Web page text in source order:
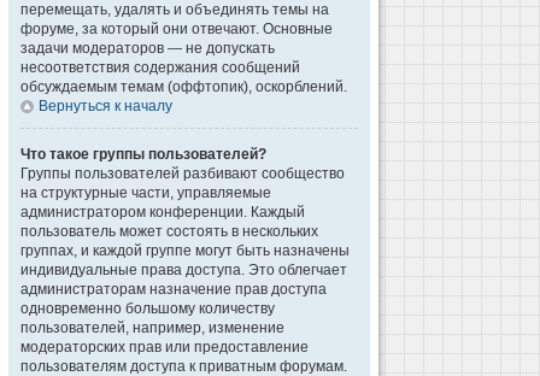
перемещать, удалять и объединять темы на
форуме, за который они отвечают. Основные
задачи модераторов — не допускать
несоответствия содержания сообщений
обсуждаемым темам (оффтопик), оскорблений.
Вернуться к началу
Что такое группы пользователей?
Группы пользователей разбивают сообщество
на структурные части, управляемые
администратором конференции. Каждый
пользователь может состоять в нескольких
группах, и каждой группе могут быть назначены
индивидуальные права доступа. Это облегчает
администраторам назначение прав доступа
одновременно большому количеству
пользователей, например, изменение
модераторских прав или предоставление
пользователям доступа к приватным форумам.